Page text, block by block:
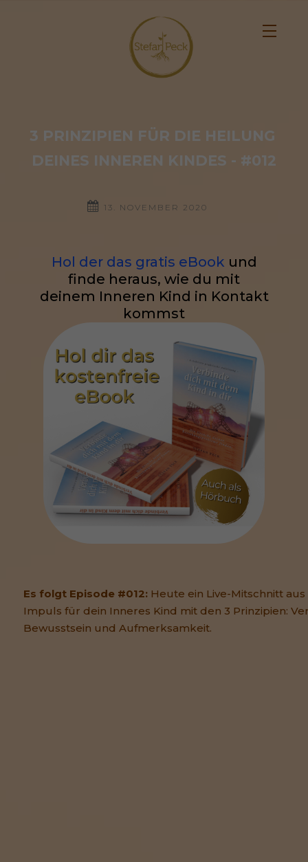
3 PRINZIPIEN FÜR DIE HEILUNG
DEINES INNEREN KINDES - #012
13. NOVEMBER 2020
Hol der das gratis eBook und
finde heraus, wie du mit
deinem Inneren Kind in Kontakt
kommst
Es folgt Episode #012: Heute ein Live-Mitschnitt
Impuls für dein Inneres Kind mit den 3 Prinzipien:
Bewusstsein und Aufmerksamkeit.